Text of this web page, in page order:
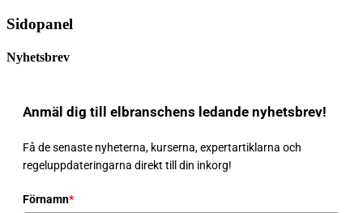
Sidopanel
Nyhetsbrev
Anmäl dig till elbranschens ledande nyhetsbrev!
Få de senaste nyheterna, kurserna, expertartiklarna och
regeluppdateringarna direkt till din inkorg!
Förnamn*